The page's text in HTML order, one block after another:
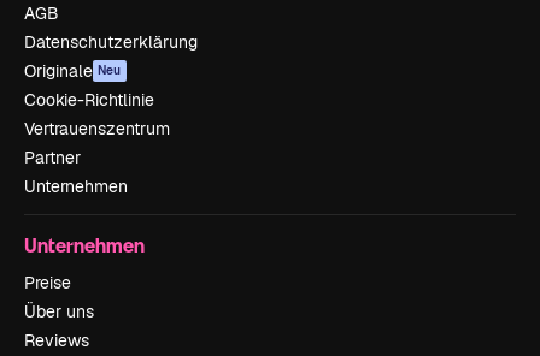
AGB
Datenschutzerklärung
Originale Neu
Cookie-Richtlinie
Vertrauenszentrum
Partner
Unternehmen
Unternehmen
Preise
Über uns
Reviews